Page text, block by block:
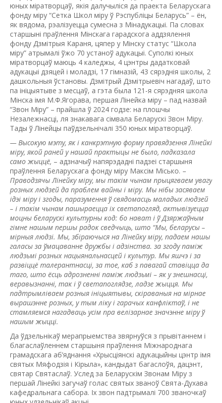
юных міратворцаў, якія далучыліся да праекта Беларускага
фонду міру “Сетка Школ міру ў Рэспубліцы Беларусь” – ён,
як вядома, рэалізуецца сумесна з Мінадукацыі. Па словах
старшыні праўлення Мінскага гарадскога аддзялення
фонду Дзмітрыя Караня, цяпер у Мінску статус “Школа
міру” атрымалі ўжо 70 устаноў адукацыі. Суполкі юных
міратворцаў маюць 4 каледжы, 4 цэнтры дадатковай
адукацыі дзяцей і моладзі, 17 гімназій, 43 сярэднія школы, 2
дашкольныя ўстановы. Дзмітрый Дзмітрыевіч нагадаў, што
па ініцыятыве з месцаў, а гэта была 121-я сярэдняя школа
Мінска імя М.Ф.Ягорава, першая Лінейка міру – пад назвай
“Звон Мiру” – прайшла ў 2024 годзе: на плошчы
Незалежнасці, ля знакавага сімвала Беларускі Звон Міру.
Тады ў Лінейцы паўдзельнічалі 350 юных міратворцаў.
— Высокую мэту, як і канкрэтную форму правядзення Лінейкі
міру, якой раней у нашай практыцы не было, падказала
само жыццё, – адзначыў напярэдадні падзеі старшыня
праўлення Беларускага фонду міру Максім Місько. –
Праводзячы Лінейку міру, мы такім чынам прыцягваем увагу
розных людзей да праблем вайны і міру. Мы нібы засяваем
ідэі міру і згоды, паразумення ў свядомасць маладых людзей
– і такім чынам пашыраецца іх светапогляд, актывізуецца
моцны беларускі культурны код: бо нават і ў Дзяржаўным
гімне нашым першы радок сведчыць, што “Мы, беларусы –
мірныя людзі. Мы, збіраючыся на Лінейку міру, падаем нашы
галасы за ўмацаванне дружбы і адзінства. за згоду паміж
людзьмі розных нацыянальнасцей і культур. Мы яшчэ і за
развіццё талерантнасці, за тое, каб з павагай ставіцца да
таго, што ёсць адрозненні паміж людзьмі – як у знешнасці,
веравызнанні, так і ў светапоглядзе, ладзе жыцця. Мы
падтрымліваем розныя ініцыятывы, скіраваныя на мірнае
вырашэнне розных, у тым ліку і гарачых канфліктаў, і не
стамляемся нагадваць усім пра велізарнае значэнне міру ў
нашым жыцці.
Да ўдзельнікаў мерапрыемства звярнуўся з прывітаннем і
благаслаўленнем старшыня праўлення Міжнароднага
грамадскага аб’яднання «Хрысціянскі адукацыйны цэнтр імя
святых Мяфодзія і Кірыла», кандыдат багаслоўя, дацэнт,
святар Святаслаў. Услед за Беларускім Звонам Міру з
першай Лінейкі загучаў голас святых званоў Свята-Духава
кафедральнага сабора. Іх звон падтрымалі 700 званочкаў